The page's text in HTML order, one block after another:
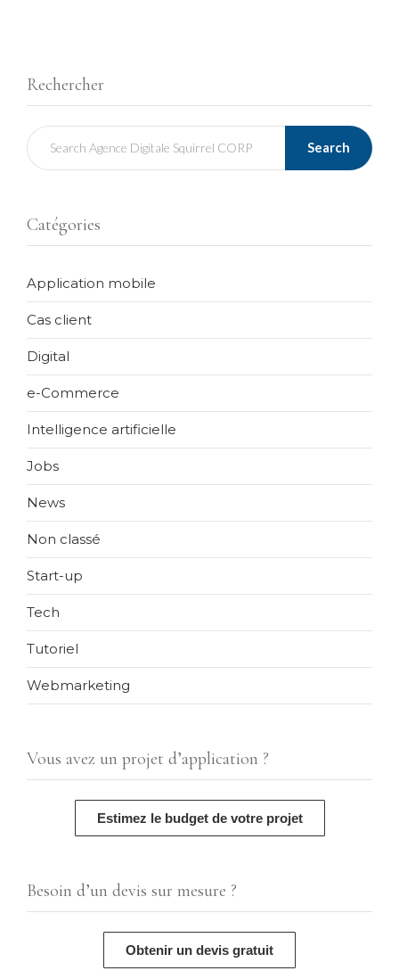
Rechercher
Search
Catégories
Application mobile
Cas client
Digital
e-Commerce
Intelligence artificielle
Jobs
News
Non classé
Start-up
Tech
Tutoriel
Webmarketing
Vous avez un projet d’application ?
Estimez le budget de votre projet
Besoin d’un devis sur mesure ?
Obtenir un devis gratuit